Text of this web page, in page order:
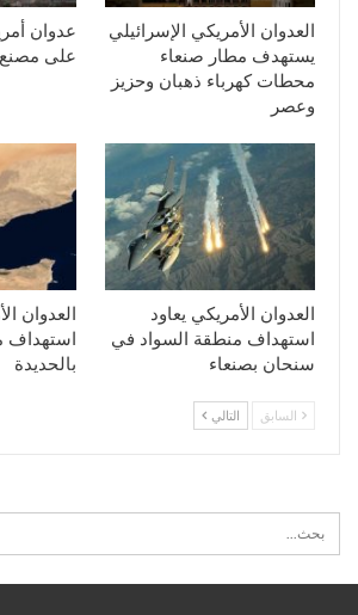
العدوان الأمريكي الإسرائيلي
يستهدف مطار صنعاء
محطات كهرباء ذهبان وحزيز
وعصر
عدوان
على
العدوان الأمريكي يعاود
استهداف منطقة السواد في
سنحان بصنعاء
العدوان
استهداف
بالحديدة
السابق التالي